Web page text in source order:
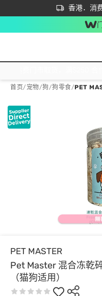
香港．消
立即成为
首次APP下单买
首页/ 宠物/狗/狗零食/PET
PET MASTER
Pet Master 混合冻乾
（猫狗适用）